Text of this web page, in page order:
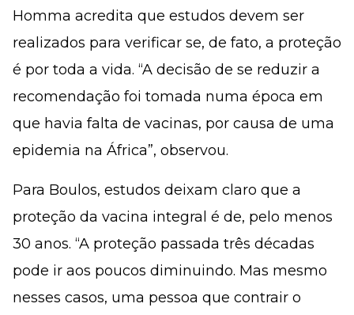
Homma acredita que estudos devem ser
realizados para verificar se, de fato, a proteção
é por toda a vida. “A decisão de se reduzir a
recomendação foi tomada numa época em
que havia falta de vacinas, por causa de uma
epidemia na África”, observou.
Para Boulos, estudos deixam claro que a
proteção da vacina integral é de, pelo menos
30 anos. “A proteção passada três décadas
pode ir aos poucos diminuindo. Mas mesmo
nesses casos, uma pessoa que contrair o